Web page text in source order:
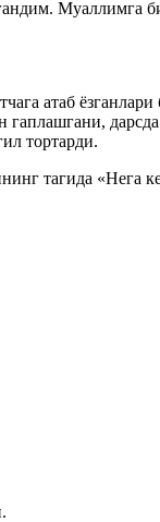
Муаллимга
атаб ёзганлари
тортарди.
тагида «Нега